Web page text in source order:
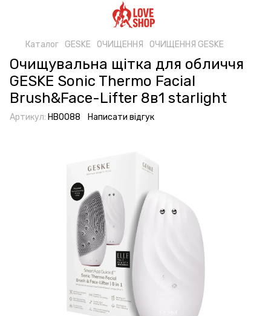
Каталог GESKE ОЧИЩЕННЯ ОЧИЩЕННЯ GESKE
Очищувальна щітка для обличчя
GESKE Sonic Thermo Facial
Brush&Face-Lifter 8в1 starlight
Артикул: HB0088 Написати відгук